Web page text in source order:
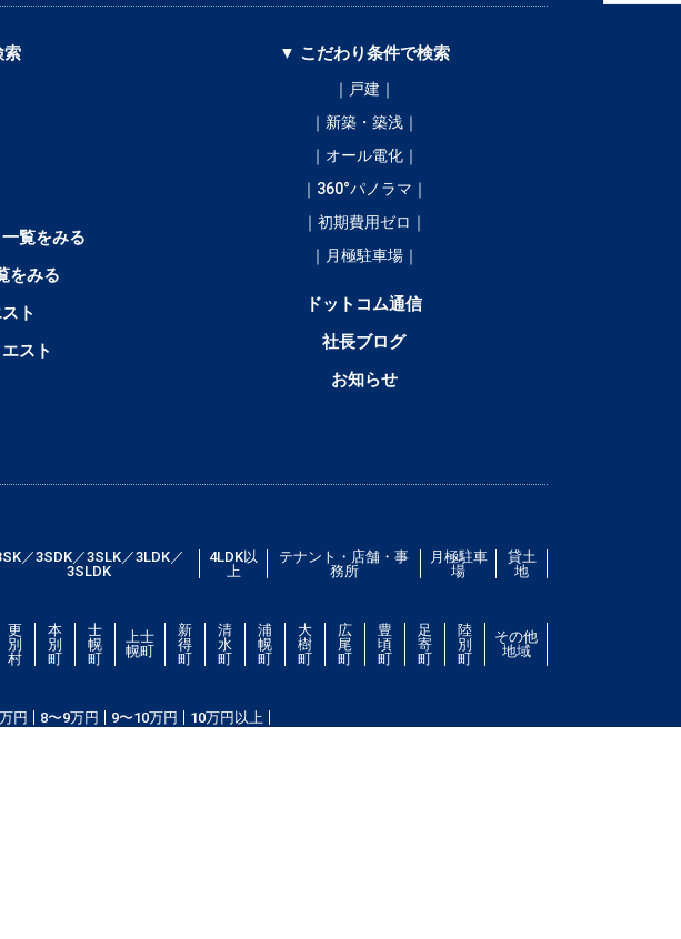
索
覧をみる
をみる
ト
スト
▼ こだわり条件で検索
｜戸建｜
｜新築・築浅｜
｜オール電化｜
｜360°パノラマ｜
｜初期費用ゼロ｜
｜月極駐車場｜
ドットコム通信
社長ブログ
お知らせ
／3SDK／3SLK／3LDK／
3SLDK
4LDK以
上
テナント・店舗・事
務所
月極駐車
場
貸土
地
更
別
村
本
別
町
士
幌
町
上士
幌町
新
得
町
清
水
町
浦
幌
町
大
樹
町
広
尾
町
豊
頃
町
足
寄
町
陸
別
町
その他
地域
円 8〜9万円 9〜10万円 10万円以上